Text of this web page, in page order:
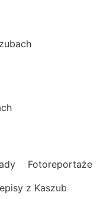
Fotoreportaże
z Kaszub